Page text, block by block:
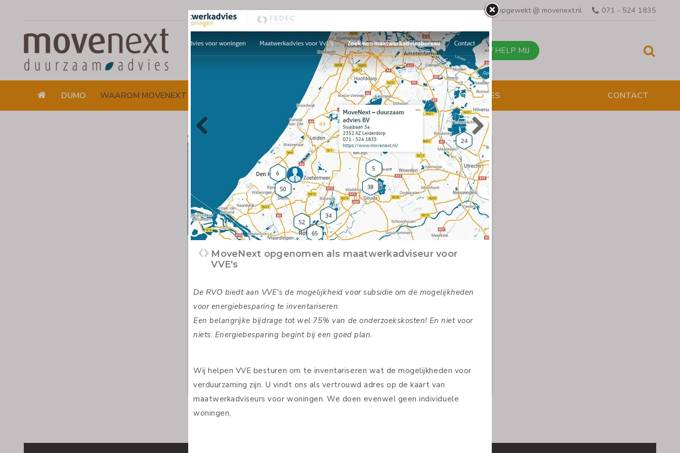
opgewekt @ movenext.nl 071 - 524 1835
BEL MIJ / HELP MIJ
DUMO WAAROM MOVENEXT PROJECTEN OVER ONS TIPS PRESENTATIES
MoveNext opgenomen als
maatwerkadviseur voor
VVE's
De RVO biedt aan VVE's de
mogelijkheid voor subsidie om de
mogelijkheden voor
energiebesparing te inventariseren.
Een belangrijke bijdrage tot wel
begint bij een goed plan.
Wij helpen VVE besturen om te inventariseren
wat de mogelijkheden voor verduurzaming zijn.
U vindt ons als vertrouwd adres op de kaart